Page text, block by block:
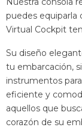
puedes equiparla
Virtual Cockpit
Su diseño
tu embarcación,
instrumentos
eficiente y
aquellos que
corazón de su